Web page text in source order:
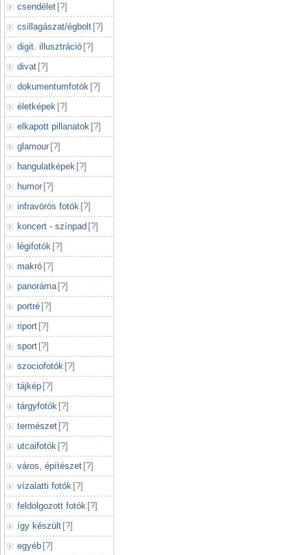
csendélet [?]
csillagászat/égbolt [?]
digit. illusztráció [?]
divat [?]
dokumentumfotók [?]
életképek [?]
elkapott pillanatok [?]
glamour [?]
hangulatképek [?]
humor [?]
infravörös fotók [?]
koncert - színpad [?]
légifotók [?]
makró [?]
panoráma [?]
portré [?]
riport [?]
sport [?]
szociofotók [?]
tájkép [?]
tárgyfotók [?]
természet [?]
utcaifotók [?]
város, építészet [?]
vízalatti fotók [?]
feldolgozott fotók [?]
így készült [?]
egyéb [?]